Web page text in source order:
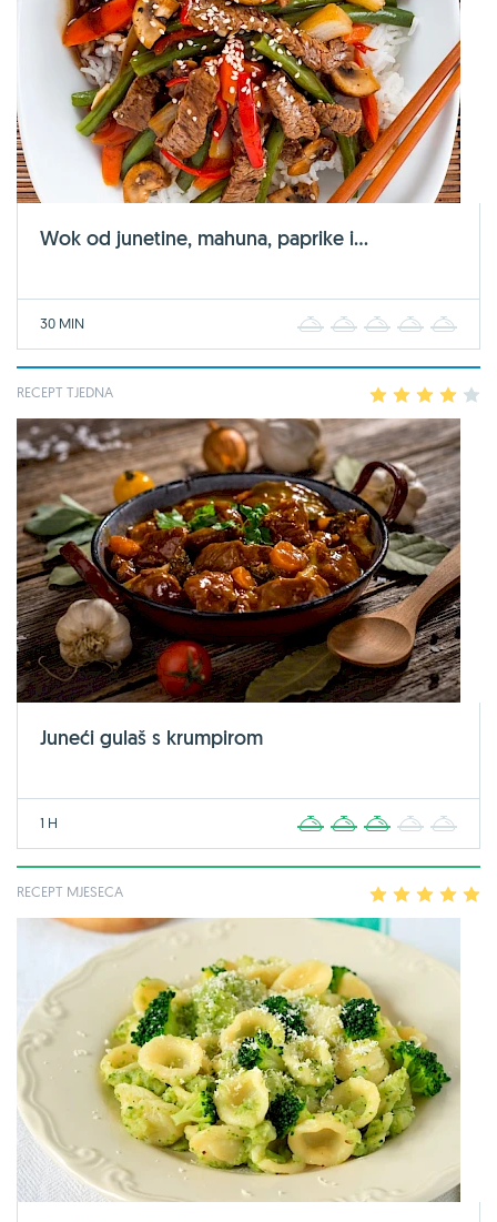
Wok od junetine, mahuna, paprike i...
30 MIN 2 3 4
RECEPT TJEDNA 2 3 4
Juneći gulaš s krumpirom
1 H 2 3 4
RECEPT MJESECA 2 3 4